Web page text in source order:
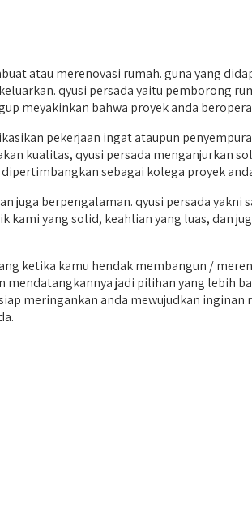
atau merenovasi rumah. guna yang
qyusi persada yaitu pemborong
meyakinkan bahwa proyek anda
pekerjaan ingat ataupun
kualitas, qyusi persada menganjurkan
sebagai kolega proyek
berpengalaman. qyusi persada
yang solid, keahlian yang luas, dan
ketika kamu hendak membangun /
jadi pilihan yang lebih
meringankan anda mewujudkan